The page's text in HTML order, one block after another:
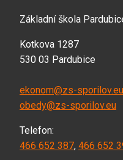
Základní škola
Kotkova 1287
530 03 Pardubice
ekonom@zs-sporilov.eu
obedy@zs-sporilov.eu
Telefon:
466 652 387, 466 652